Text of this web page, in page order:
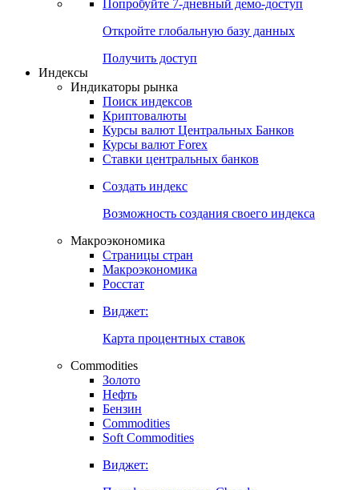
Попробуйте 7-дневный демо-доступ
Откройте глобальную базу данных
Получить доступ
Индексы
Индикаторы рынка
Поиск индексов
Криптовалюты
Курсы валют Центральных Банков
Курсы валют Forex
Ставки центральных банков
Создать индекс
Возможность создания своего индекса
Макроэкономика
Страницы стран
Макроэкономика
Росстат
Виджет:
Карта процентных ставок
Commodities
Золото
Нефть
Бензин
Commodities
Soft Commodities
Виджет: